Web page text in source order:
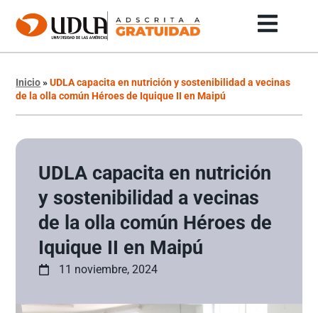
Inicio»UDLA capacita en nutrición y sostenibilidad a vecinas
de la olla común Héroes de Iquique II en Maipú
UDLA capacita en nutrición
y sostenibilidad a vecinas
de la olla común Héroes de
Iquique II en Maipú
11 noviembre, 2024